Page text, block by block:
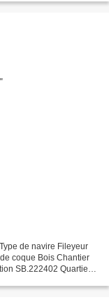
de navire Fileyeur
coque Bois Chantier
SB.222402 Quartier